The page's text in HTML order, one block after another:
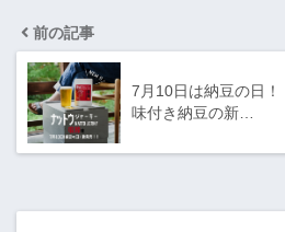
前の記事
7⽉10⽇は納⾖の⽇
味付き納豆の新…